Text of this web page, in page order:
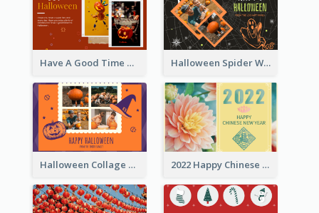
Have A Good Time This Halloween Greeting Card Halloween Spider Web Greeting Card
Halloween Collage Greeting Card 2022 Happy Chinese New Year Flower Photo Greeting Card